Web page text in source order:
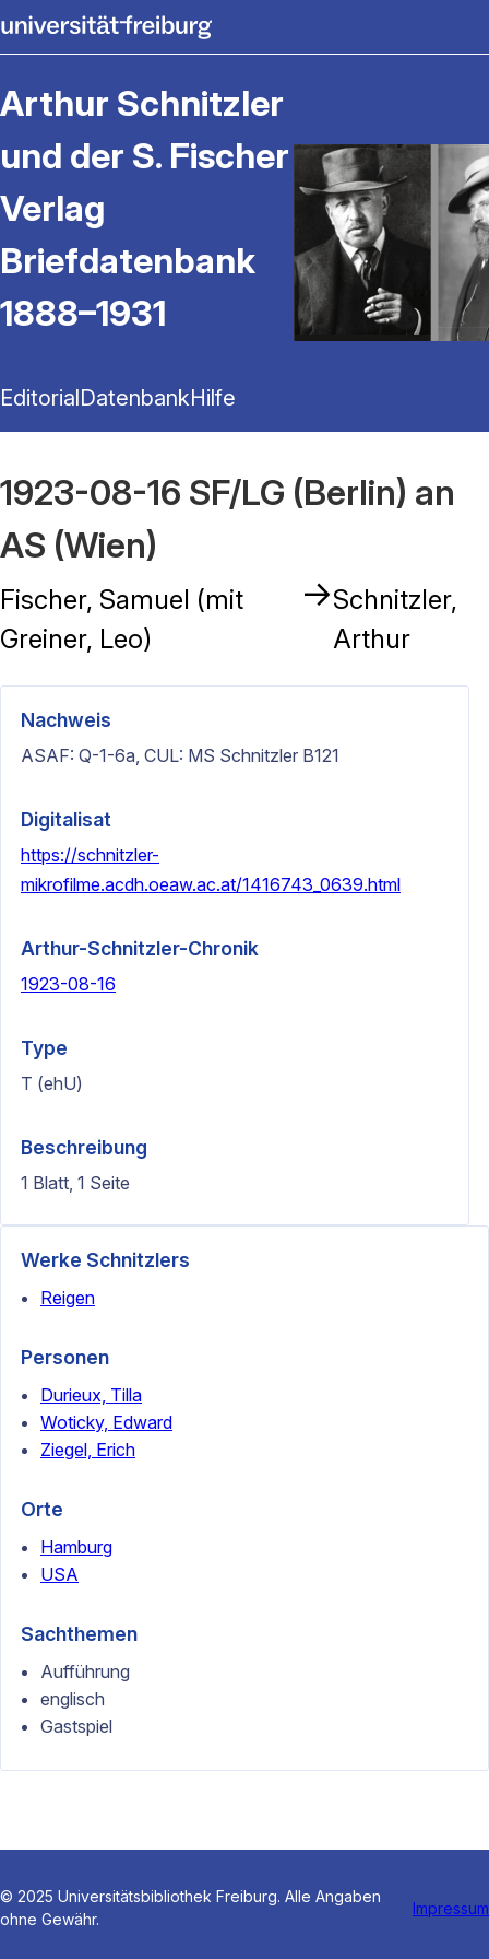
Arthur Schnitzler
und der S. Fischer
Verlag
Briefdatenbank
1888–1931
EditorialDatenbankHilfe
1923-08-16 SF/LG (Berlin) an
AS (Wien)
Fischer, Samuel (mit
Greiner, Leo)
→Schnitzler,
Arthur
Nachweis
ASAF: Q-1-6a, CUL: MS Schnitzler B121
Digitalisat
https://schnitzler-
mikrofilme.acdh.oeaw.ac.at/1416743_0639.html
Arthur-Schnitzler-Chronik
1923-08-16
Type
T (ehU)
Beschreibung
1 Blatt, 1 Seite
Werke Schnitzlers
Reigen
Personen
Durieux, Tilla
Woticky, Edward
Ziegel, Erich
Orte
Hamburg
USA
Sachthemen
Aufführung
englisch
Gastspiel
© 2025 Universitätsbibliothek Freiburg. Alle Angaben
ohne Gewähr.
Impressum